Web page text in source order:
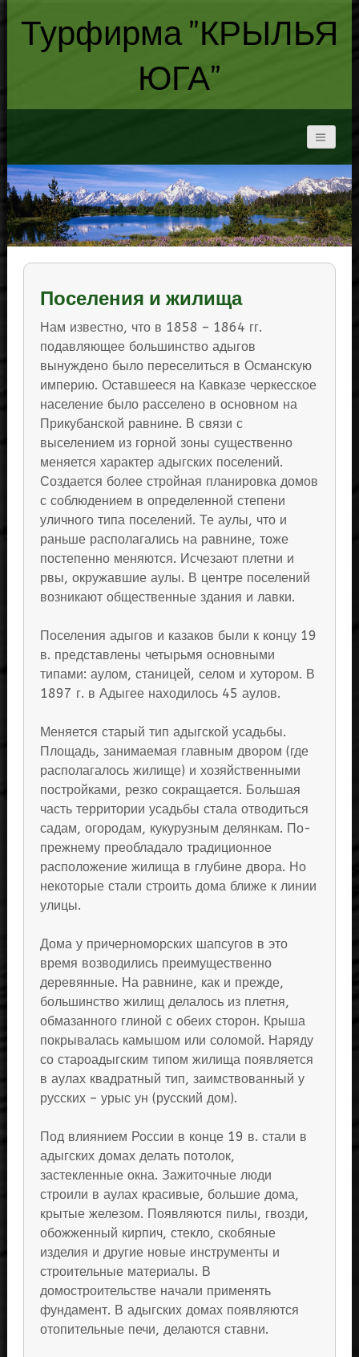
Турфирма "КРЫЛЬЯ
ЮГА"
Поселения и жилища
Нам известно, что в 1858 – 1864 гг.
подавляющее большинство адыгов
вынуждено было переселиться в Османскую
империю. Оставшееся на Кавказе черкесское
население было расселено в основном на
Прикубанской равнине. В связи с
выселением из горной зоны существенно
меняется характер адыгских поселений.
Создается более стройная планировка домов
с соблюдением в определенной степени
уличного типа поселений. Те аулы, что и
раньше располагались на равнине, тоже
постепенно меняются. Исчезают плетни и
рвы, окружавшие аулы. В центре поселений
возникают общественные здания и лавки.
Поселения адыгов и казаков были к концу 19
в. представлены четырьмя основными
типами: аулом, станицей, селом и хутором. В
1897 г. в Адыгее находилось 45 аулов.
Меняется старый тип адыгской усадьбы.
Площадь, занимаемая главным двором (где
располагалось жилище) и хозяйственными
постройками, резко сокращается. Большая
часть территории усадьбы стала отводиться
садам, огородам, кукурузным делянкам. По-
прежнему преобладало традиционное
расположение жилища в глубине двора. Но
некоторые стали строить дома ближе к линии
улицы.
Дома у причерноморских шапсугов в это
время возводились преимущественно
деревянные. На равнине, как и прежде,
большинство жилищ делалось из плетня,
обмазанного глиной с обеих сторон. Крыша
покрывалась камышом или соломой. Наряду
со староадыгским типом жилища появляется
в аулах квадратный тип, заимствованный у
русских – урыс ун (русский дом).
Под влиянием России в конце 19 в. стали в
адыгских домах делать потолок,
застекленные окна. Зажиточные люди
строили в аулах красивые, большие дома,
крытые железом. Появляются пилы, гвозди,
обожженный кирпич, стекло, скобяные
изделия и другие новые инструменты и
строительные материалы. В
домостроительстве начали применять
фундамент. В адыгских домах появляются
отопительные печи, делаются ставни.